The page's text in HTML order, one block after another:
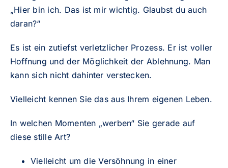
„Hier bin ich. Das ist mir wichtig. Glaubst du auch
daran?“
Es ist ein zutiefst verletzlicher Prozess. Er ist voller
Hoffnung und der Möglichkeit der Ablehnung. Man
kann sich nicht dahinter verstecken.
Vielleicht kennen Sie das aus Ihrem eigenen Leben.
In welchen Momenten „werben“ Sie gerade auf
diese stille Art?
Vielleicht um die Versöhnung in einer